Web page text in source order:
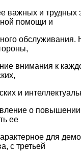
важных и трудных
помощи и
обслуживания.
внимания к
и
о
ее
для
с третьей